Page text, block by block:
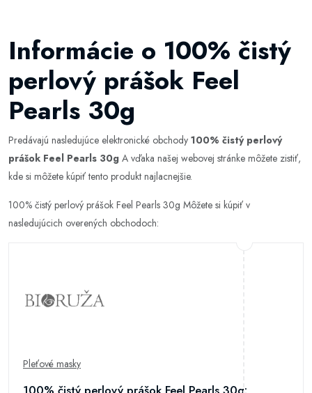
Informácie o 100% čistý
perlový prášok Feel
Pearls 30g
Predávajú nasledujúce elektronické obchody 100% čistý perlový
prášok Feel Pearls 30g A vďaka našej webovej stránke môžete zistiť,
kde si môžete kúpiť tento produkt najlacnejšie.
100% čistý perlový prášok Feel Pearls 30g Môžete si kúpiť v
nasledujúcich overených obchodoch:
Pleťové masky